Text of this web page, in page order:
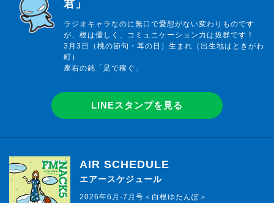
君」
ラジオキャラなのに無口で愛想がない変わりものです
が、根は優しく、コミュニケーション力は抜群です！
3月3日（桃の節句・耳の日）生まれ（出生地はときがわ
町）
座右の銘「足で稼ぐ」
LINEスタンプを見る
AIR SCHEDULE
エアースケジュール
2026年6月-7月号＜白根ゆたんぽ＞